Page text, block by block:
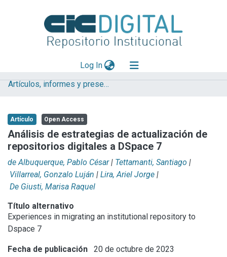
Log In(current)
Explorar
Aportar material
Statistics
Artículos, informes y presentaciones en Congresos CESGI
Artículo Open Access
Análisis de estrategias de actualización de
repositorios digitales a DSpace 7
de Albuquerque, Pablo César | Tettamanti, Santiago |
Villarreal, Gonzalo Luján | Lira, Ariel Jorge |
De Giusti, Marisa Raquel
Título alternativo
Experiences in migrating an institutional repository to
Dspace 7
Fecha de publicación 20 de octubre de 2023